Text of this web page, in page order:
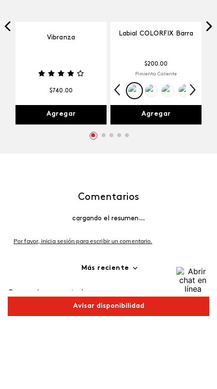
Avisar disponibilidad
Vibranza
$740 .00
Agregar
Labial COLORFIX Barra
$200.00
Pimienta Caliente
Agregar
Comentarios
cargando el resumen…
Por favor, inicia sesión para escribir un comentario.
Más reciente
Cargando comentarios…